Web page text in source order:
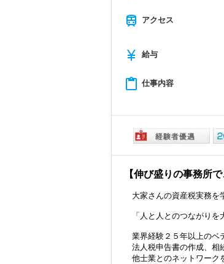
train アクセス
currency_yen 給与
content_paste 仕事内容
【伸び盛りの事務所
大家さんの資産税実務を
「人と人とのつながりを
業界経験２５年以上のベ
法人税申告書の作成、相
他士業とのネットワーク